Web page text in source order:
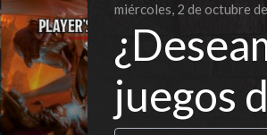
miércoles, 2 de octubre
juegos